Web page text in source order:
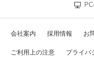
会社案内 採用情報 お
ご利用上の注意 プライバ